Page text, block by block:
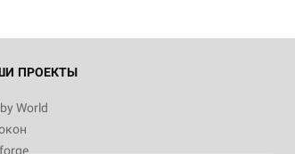
ПРОЕКТЫ
World